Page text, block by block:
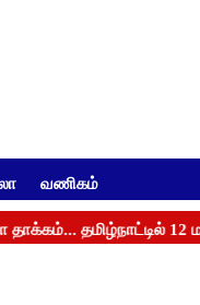
வணிகம்